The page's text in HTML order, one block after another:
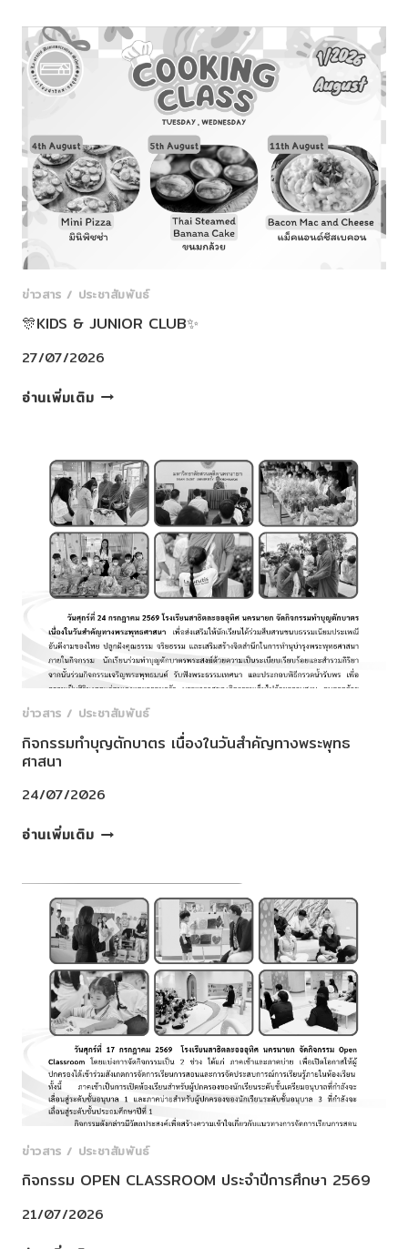
ความ
CONGRATULATIONS
ACHIEVEMENT
🎊
ข่าวสาร / ประชาสัมพันธ์
🎊KIDS & JUNIOR CLUB✨
27/07/2026
อ่านเพิ่มเติม🎊
JUNIOR
CLUB✨
ข่าวสาร / ประชาสัมพันธ์
กิจกรรมทำบุญตักบาตร เนื่องในวันสำคัญทางพระพุทธ
ศาสนา
24/07/2026
อ่านเพิ่มเติมกิจกรรม
เนื่อง
ใน
วัน
สำคัญ
ทาง
พระพุทธ
ศาสนา
ข่าวสาร / ประชาสัมพันธ์
กิจกรรม OPEN CLASSROOM ประจำปีการศึกษา 2569
21/07/2026